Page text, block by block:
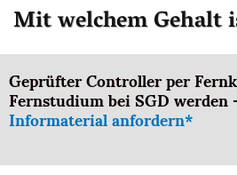
Mit welchem Gehalt
Geprüfter Controller per
Fernstudium bei SGD
Informaterial anfordern*